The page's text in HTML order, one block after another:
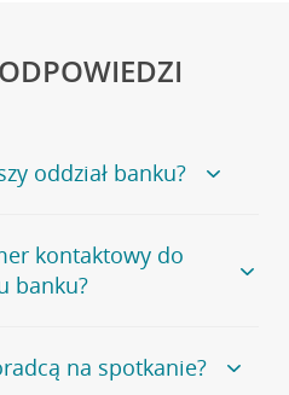
oddział banku?
banku, zapraszamy na
, na której znajduje się
kontaktowy do
banku?
ogólnego numeru
na spotkanie?